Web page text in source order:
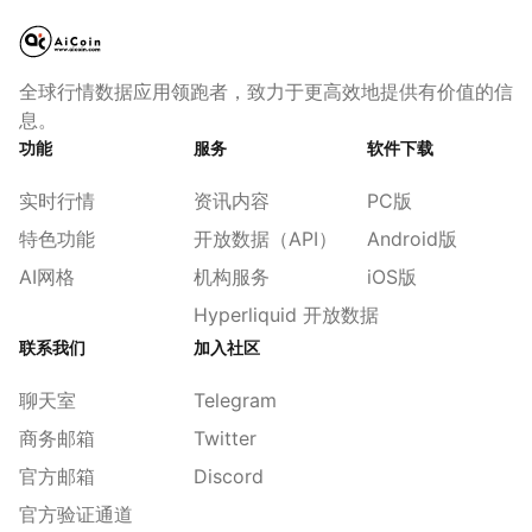
全球行情数据应用领跑者，致力于更高效地提供有价值的信
息。
功能
实时行情
特色功能
AI网格
服务
资讯内容
开放数据（API）
机构服务
Hyperliquid 开放数据
软件下载
PC版
Android版
iOS版
联系我们
聊天室
商务邮箱
官方邮箱
官方验证通道
加入社区
Telegram
Twitter
Discord